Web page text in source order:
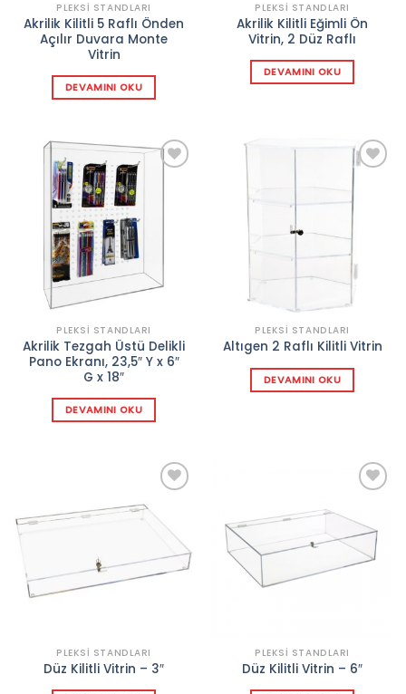
PLEKSI STANDLARI
Akrilik Kilitli 5 Raflı Önden
Açılır Duvara Monte
Vitrin
DEVAMINI OKU
PLEKSI STANDLARI
Akrilik Kilitli Eğimli Ön
Vitrin, 2 Düz Raflı
DEVAMINI OKU
PLEKSI STANDLARI
Akrilik Tezgah Üstü Delikli
Pano Ekranı, 23,5″ Y x 6″
G x 18″
DEVAMINI OKU
Add to
wishlist
PLEKSI STANDLARI
Altıgen 2 Raflı Kilitli Vitrin
DEVAMINI OKU
Add to
wishlist
PLEKSI STANDLARI
Düz Kilitli Vitrin – 3″
Add to
wishlist
PLEKSI STANDLARI
Düz Kilitli Vitrin – 6″